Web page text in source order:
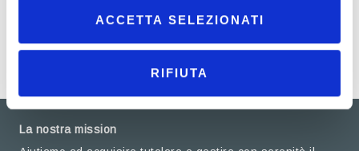
ACCETTA SELEZIONATI
RIFIUTA
La nostra mission